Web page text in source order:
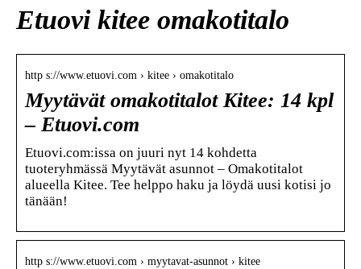
Etuovi kitee omakotitalo
http s://www.etuovi.com › kitee › omakotitalo
Myytävät omakotitalot Kitee: 14 kpl
– Etuovi.com
Etuovi.com:issa on juuri nyt 14 kohdetta
tuoteryhmässä Myytävät asunnot – Omakotitalot
alueella Kitee. Tee helppo haku ja löydä uusi kotisi jo
tänään!
http s://www.etuovi.com › myytavat-asunnot › kitee